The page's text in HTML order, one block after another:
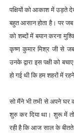
पक्षियों को आकाश में उड़ते
बहुत आसान होता है। पर
को शब्दों में बयान करना
कृष्ण कुमार मिश्र जी से
उनके द्वारा इस पक्षी को
हो गई थी कि हम शहरों में
सो मैंने भी तभी से अपने घर
शुरु कर दिया था। शुरू में
रही है कि आज साल के